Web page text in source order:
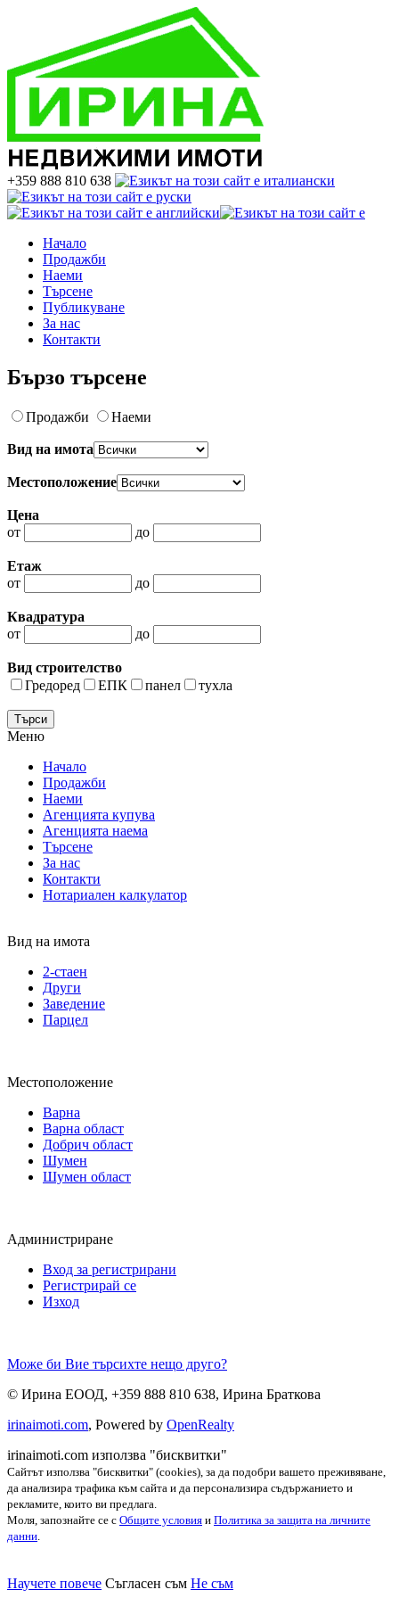
+359 888 810 638
Начало
Продажби
Наеми
Търсене
Публикуване
За нас
Контакти
Бързо търсене
Продажби Наеми
Вид на имота
Местоположение
Цена
от
до
Етаж
от
до
Квадратура
от
до
Вид строителство
Гредоред
ЕПК панел тухла
Меню
Начало
Продажби
Наеми
Агенцията купува
Агенцията наема
Търсене
За нас
Контакти
Нотариален калкулатор
Вид на имота
2-стаен
Други
Заведение
Парцел
Местоположение
Варна
Варна област
Добрич област
Шумен
Шумен област
Администриране
Вход за регистрирани
Регистрирай се
Изход
Може би Вие търсихте нещо друго?
© Ирина ЕООД, +359 888 810 638, Ирина Браткова
irinaimoti.com, Powered by OpenRealty
irinaimoti.com използва "бисквитки"
Сайтът използва "бисквитки" (cookies), за да подобри вашето преживяване,
да анализира трафика към сайта и да персонализира съдържанието и
рекламите, които ви предлага.
Моля, запознайте се с Общите условия и Политика за защита на личните
данни
Научете повече Съгласен съм Не съм